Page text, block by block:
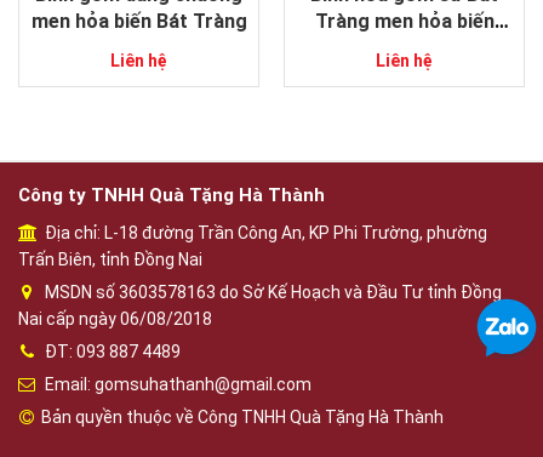
men hỏa biến Bát Tràng
Liên hệ
Tràng men hỏa biến
Liên hệ
Công ty TNHH Quà Tặng Hà Thành
Địa chỉ: L-18 đường Trần Công An, KP Phi Trường, phường
Trấn Biên, tỉnh Đồng Nai
MSDN số 3603578163 do Sở Kế Hoạch và Đầu Tư tỉnh Đồng
Nai cấp ngày 06/08/2018
ĐT: 093 887 4489
Email: gomsuhathanh@gmail.com
Bản quyền thuộc về Công TNHH Quà Tặng Hà Thành